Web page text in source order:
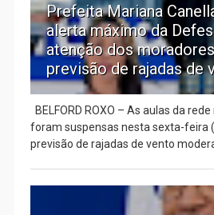
Prefeita Mariana
alerta máximo da
atenção dos
previsão de rajadas de
BELFORD ROXO – As aulas da
foram suspensas nesta sexta-feira
previsão de rajadas de vento